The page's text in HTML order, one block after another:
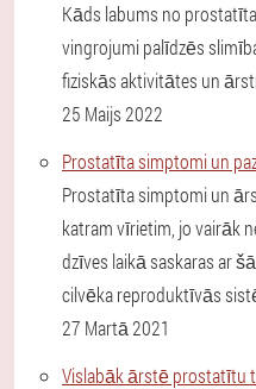
Kāds labums no
vingrojumi palīdzēs
fiziskās aktivitātes un
25 Maijs 2022
Prostatīta simptomi un
Prostatīta simptomi un
katram vīrietim, jo ​​vairāk
dzīves laikā saskaras ar
cilvēka reproduktīvās
27 Martā 2021
Vislabāk ārstē prostatītu